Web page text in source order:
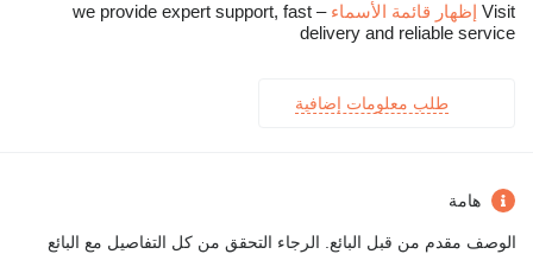
Visit إظهار قائمة الأسماء
– we provide expert support, fast
delivery and reliable service
طلب معلومات إضافية
هامة
الوصف مقدم من قبل البائع. الرجاء التحقق من كل التفاصيل مع البائع